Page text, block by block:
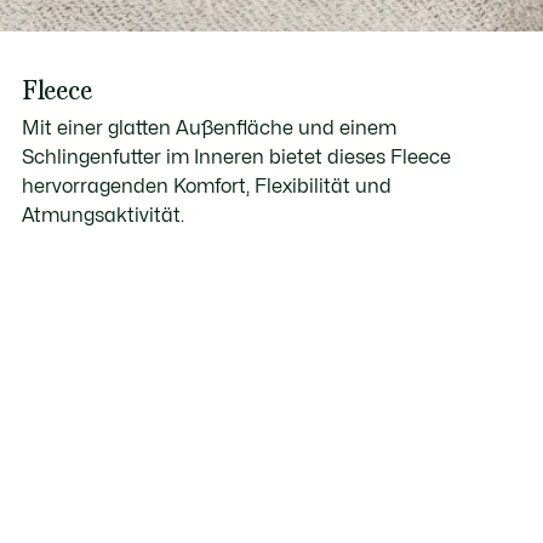
Fleece
Mit einer glatten Außenfläche und einem
Schlingenfutter im Inneren bietet dieses Fleece
hervorragenden Komfort, Flexibilität und
Atmungsaktivität.